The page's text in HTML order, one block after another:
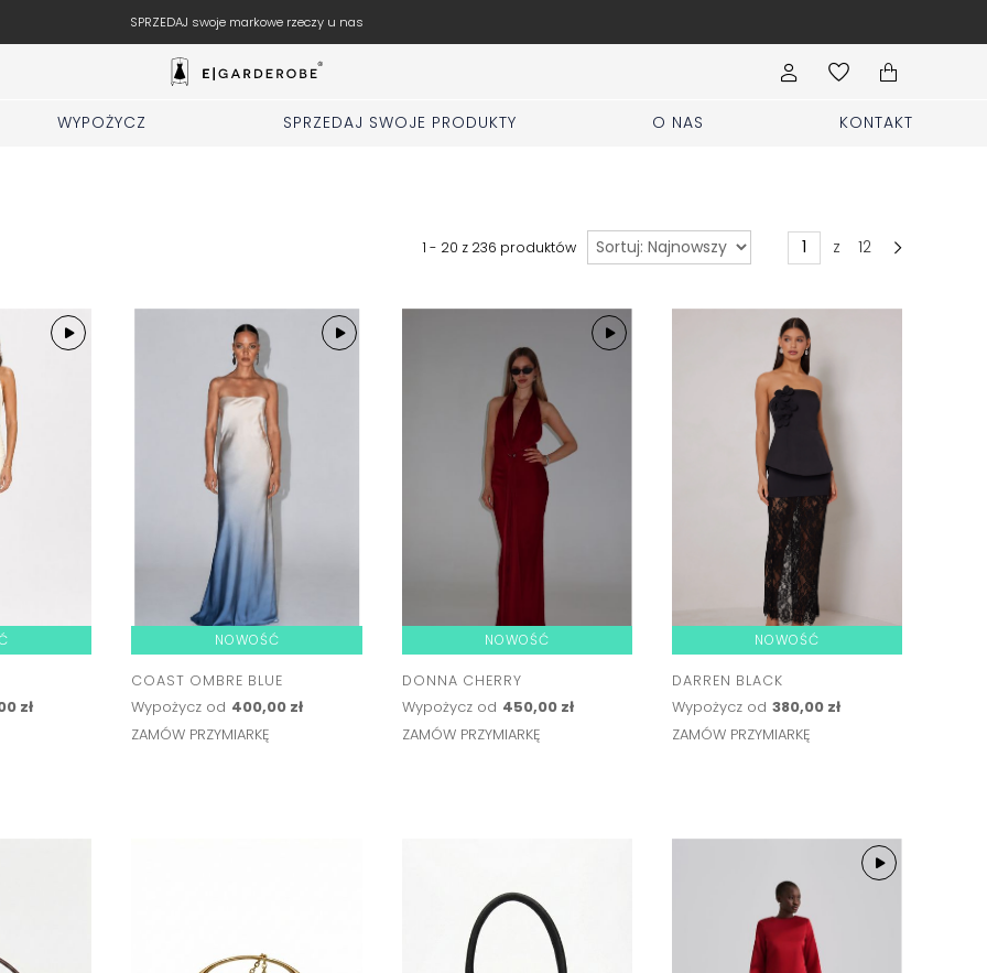
SPRZEDAJ swoje markowe rzeczy u nas
WYPOŻYCZ SPRZEDAJ SWOJE PRODUKTY O NAS KONTAKT
1 - 20 z 236 produktów Sortuj z 12
zł
NOWOŚĆ
COAST OMBRE BLUE
Wypożycz od 400,00 zł
ZAMÓW PRZYMIARKĘ
NOWOŚĆ
DONNA CHERRY
Wypożycz od 450,00 zł
ZAMÓW PRZYMIARKĘ
NOWOŚĆ
DARREN BLACK
Wypożycz od 380,00 zł
ZAMÓW PRZYMIARKĘ